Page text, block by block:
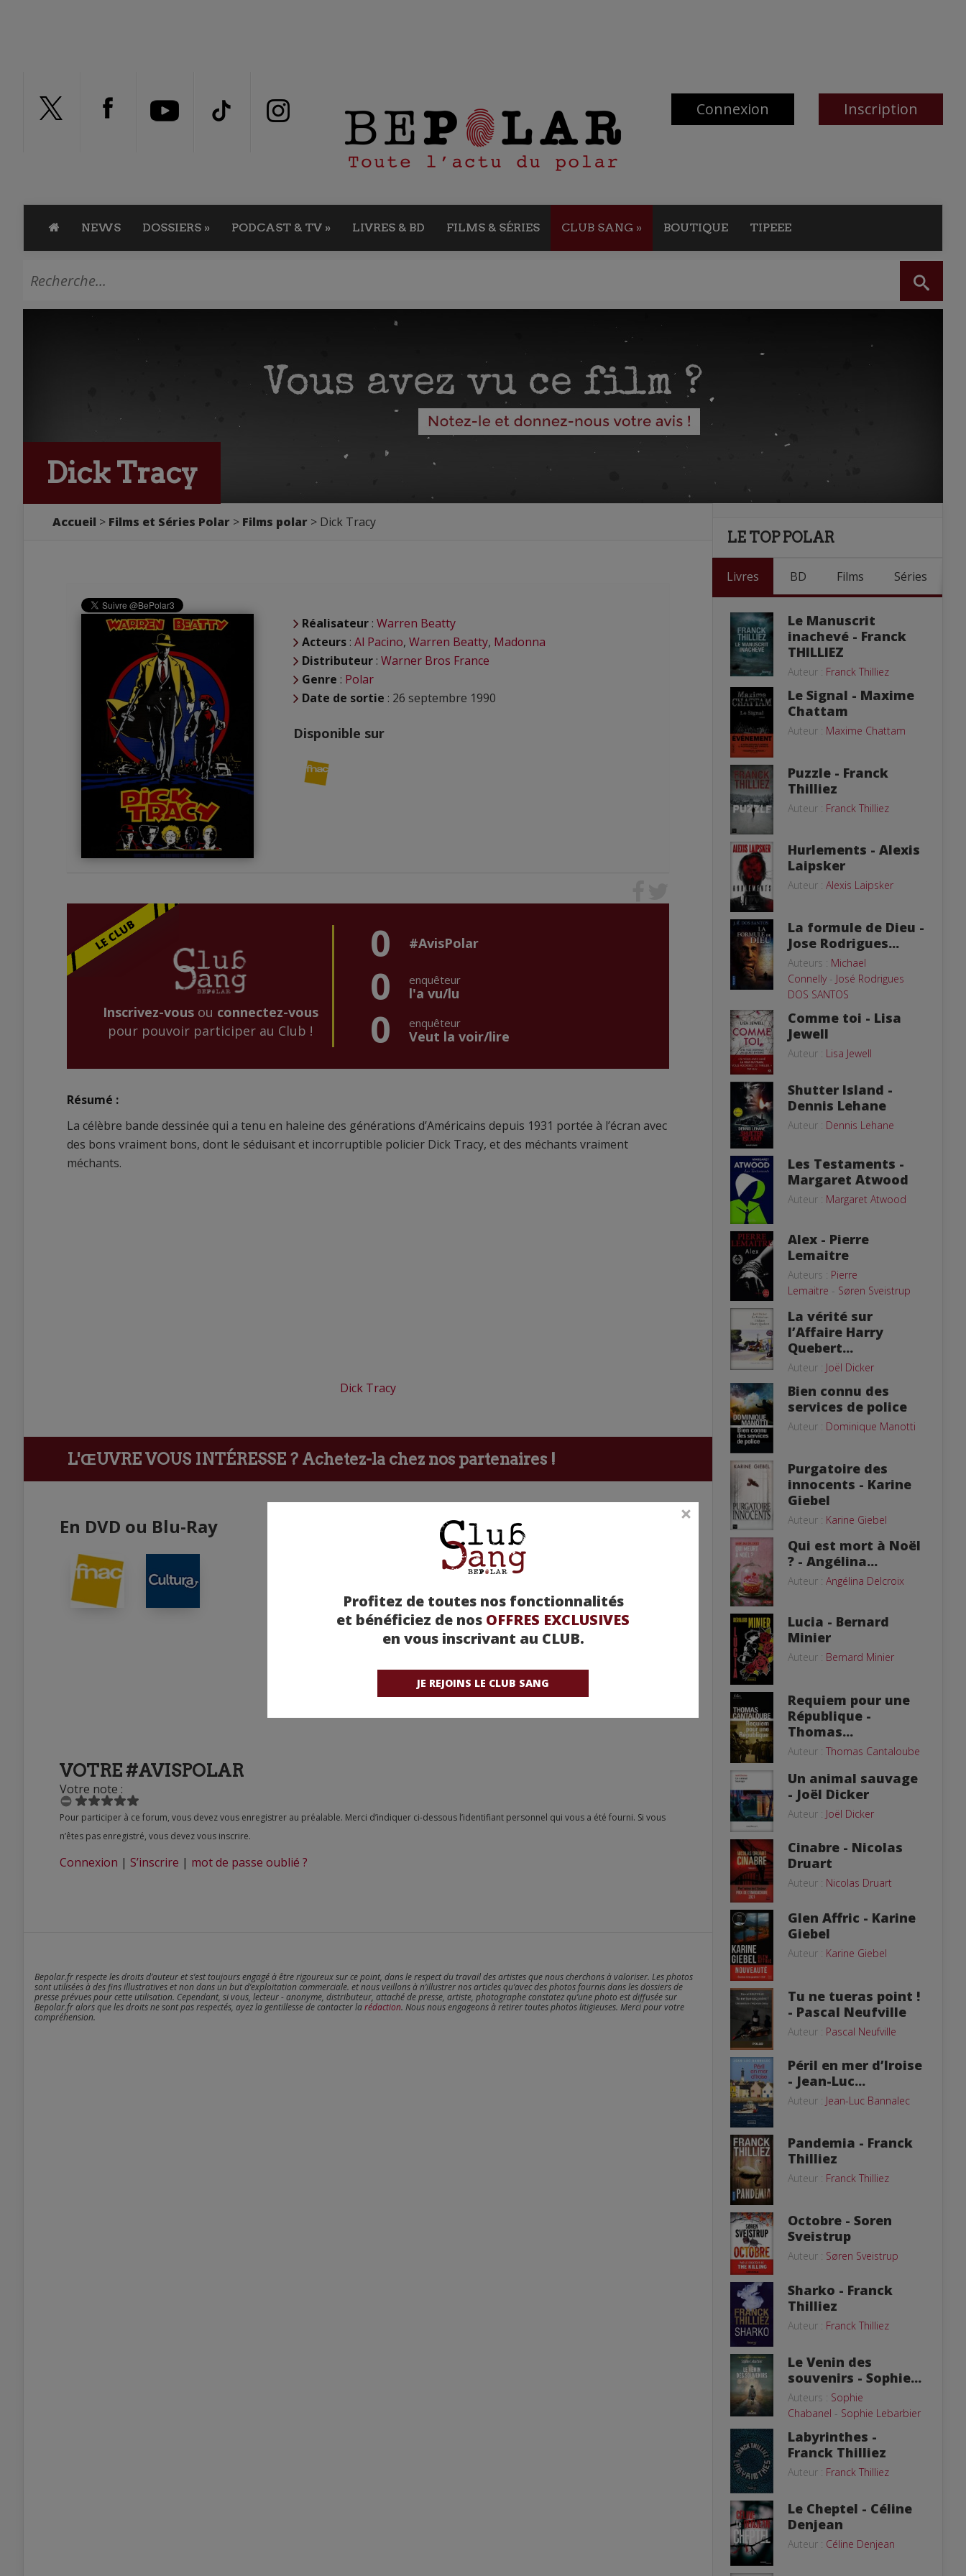
Connexion Inscription
NEWS DOSSIERS » PODCAST & TV » LIVRES & BD FILMS & SÉRIES CLUB SANG » BOUTIQUE TIPEEE
Profitez de toutes nos fonctionnalités
et bénéficiez de nos OFFRES EXCLUSIVES
en vous inscrivant au CLUB.
JE REJOINS LE CLUB SANG
Dick Tracy
Accueil Films et Séries Polar Films polar Dick Tracy
Réalisateur : Warren Beatty
Acteurs : Al Pacino, Warren Beatty, Madonna
Distributeur : Warner Bros France
Genre : Polar
Date de sortie : 26 septembre 1990
Disponible sur
Inscrivez-vousou connectez-vous
pour pouvoir participer au Club !
0 #AvisPolar
0 enquêteur
l'a vu/lu
0 enquêteur
Veut la voir/lire
Résumé :
La célèbre bande dessinée qui a tenu en haleine des générations d’Américains depuis 1931 portée à l’écran avec
des bons vraiment bons, dont le séduisant et incorruptible policier Dick Tracy, et des méchants vraiment
méchants.
Dick Tracy
L'ŒUVRE VOUS INTÉRESSE ? Achetez-la chez nos partenaires !
En DVD ou Blu-Ray
VOTRE #AVISPOLAR
Votre note :
Pour participer à ce forum, vous devez vous enregistrer au préalable. Merci d’indiquer ci-dessous l’identifiant personnel qui vous a été fourni. Si vous
n’êtes pas enregistré, vous devez vous inscrire.
Connexion | S’inscrire | mot de passe oublié ?
Bepolar.fr respecte les droits d’auteur et s’est toujours engagé à être rigoureux sur ce point, dans le respect du travail des artistes que nous cherchons à valoriser. Les photos
sont utilisées à des fins illustratives et non dans un but d’exploitation commerciale. et nous veillons à n’illustrer nos articles qu’avec des photos fournis dans les dossiers de
presse prévues pour cette utilisation. Cependant, si vous, lecteur - anonyme, distributeur, attaché de presse, artiste, photographe constatez qu’une photo est diffusée sur
Bepolar.fr alors que les droits ne sont pas respectés, ayez la gentillesse de contacter larédaction. Nous nous engageons à retirer toutes photos litigieuses. Merci pour votre
compréhension.
LE TOP POLAR
Livres BD Films Séries
Le Manuscrit
inachevé - Franck
THILLIEZ
Auteur : Franck Thilliez
Le Signal - Maxime
Chattam
Auteur : Maxime Chattam
Puzzle - Franck
Thilliez
Auteur : Franck Thilliez
Hurlements - Alexis
Laipsker
Auteur : Alexis Laipsker
La formule de Dieu -
Jose Rodrigues...
Auteurs : Michael
Connelly- José Rodrigues
DOS SANTOS
Comme toi - Lisa
Jewell
Auteur : Lisa Jewell
Shutter Island -
Dennis Lehane
Auteur : Dennis Lehane
Les Testaments -
Margaret Atwood
Auteur : Margaret Atwood
Alex - Pierre
Lemaitre
Auteurs : Pierre
Lemaitre - Søren Sveistrup
La vérité sur
l’Affaire Harry
Quebert...
Auteur : Joël Dicker
Bien connu des
services de police
Auteur : Dominique Manotti
Purgatoire des
innocents - Karine
Giebel
Auteur : Karine Giebel
Qui est mort à Noël
? - Angélina...
Auteur : Angélina Delcroix
Lucia - Bernard
Minier
Auteur : Bernard Minier
Requiem pour une
République -
Thomas...
Auteur : Thomas Cantaloube
Un animal sauvage
- Joël Dicker
Auteur : Joël Dicker
Cinabre - Nicolas
Druart
Auteur : Nicolas Druart
Glen Affric - Karine
Giebel
Auteur : Karine Giebel
Tu ne tueras point !
- Pascal Neufville
Auteur : Pascal Neufville
Péril en mer d’Iroise
- Jean-Luc...
Auteur : Jean-Luc Bannalec
Pandemia - Franck
Thilliez
Auteur : Franck Thilliez
Octobre - Soren
Sveistrup
Auteur : Søren Sveistrup
Sharko - Franck
Thilliez
Auteur : Franck Thilliez
Le Venin des
souvenirs - Sophie...
Auteurs : Sophie
Chabanel - Sophie Lebarbier
Labyrinthes -
Franck Thilliez
Auteur : Franck Thilliez
Le Cheptel - Céline
Denjean
Auteur : Céline Denjean